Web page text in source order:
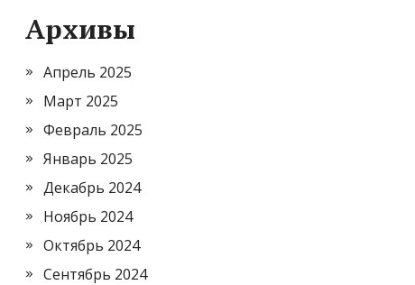
Архивы
Апрель 2025
Март 2025
Февраль 2025
Январь 2025
Декабрь 2024
Ноябрь 2024
Октябрь 2024
Сентябрь 2024